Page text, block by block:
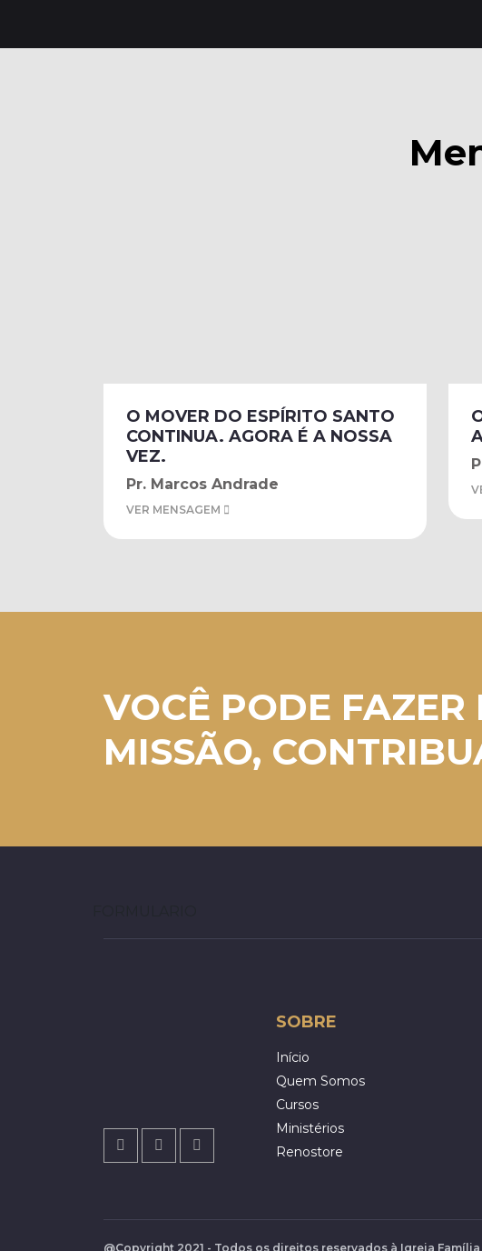
O MOVER DO ESPÍRITO SANTO
CONTINUA. AGORA É A NOSSA
VEZ.
Pr. Marcos Andrade
VER MENSAGEM
VOCÊ PODE FAZER
MISSÃO,
SOBRE
Início
Quem Somos
Cursos
Ministérios
Renostore
@Copyright 2021 - Todos os direitos reservados à Igreja